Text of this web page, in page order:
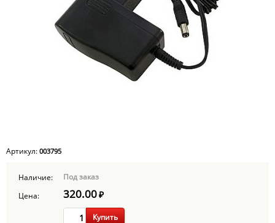
Артикул: 003795
Наличие:
Под заказ
Цена:
320.00₽
Купить